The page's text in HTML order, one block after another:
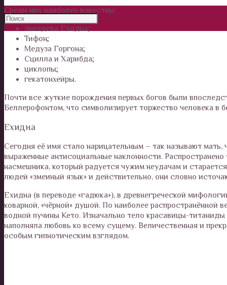
Среди них наиболее известны:
змеедева Ехидна;
Тифон;
Медуза Горгона;
Сцилла и Харибда;
циклопы;
гекатонхейры.
Почти все жуткие порождения первых богов были
Беллерофонтом, что символизирует торжество человека
Ехидна
Сегодня её имя стало нарицательным – так называют
выраженные антисоциальные наклонности.
насмешника, который радуется чужим неудачам и
людей «змеиный язык» и действительно, они словно
Ехидна (в переводе «гадюка»), в древнегреческой
коварной, «чёрной» душой. По наиболее распространённой
водной пучины Кето. Изначально тело красавицы-
наполняла любовь ко всему сущему. Величественная и
особым гипнотическим взглядом.